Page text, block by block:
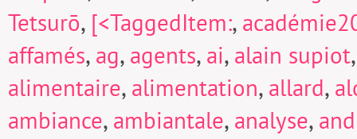
Tetsurō, [<TaggedItem:,
affamés, ag, agents, ai, alain supiot
alimentaire, alimentation, allard,
ambiance, ambiantale, analyse,